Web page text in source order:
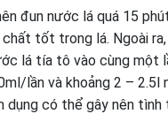
đun nước lá quá 15
tốt trong lá. Ngoài ra,
lá tía tô vào cùng một
lần và khoảng 2 –
dụng có thể gây nên